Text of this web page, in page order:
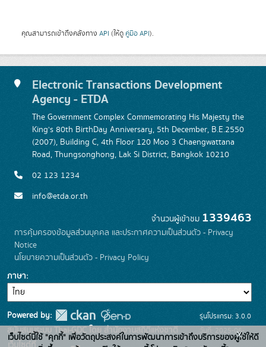
คุณสามารถเข้าถึงคลังทาง API (ให้ดู คู่มือ API).
Electronic Transactions Development
Agency - ETDA
The Government Complex Commemorating His Majesty the
King's 80th BirthDay Anniversary, 5th December, B.E.2550
(2007), Building C, 4th Floor 120 Moo 3 Chaengwattana
Road, Thungsonghong, Lak Si District, Bangkok 10210
02 123 1234
info@etda.or.th
จำนวนผู้เข้าชม 1339463
การคุ้มครองข้อมูลส่วนบุคคล และประกาศความเป็นส่วนตัว - Privacy
Notice
นโยบายความเป็นส่วนตัว - Privacy Policy
ภาษา
Powered by:
สนับสนุนระบบ Thai-GDC โดย สำนักงานสถิติแห่งชาติ
รุ่นโปรแกรม: 3.0.0
วันที่: 2025-06-
เว็บไซต์นี้ใช้ "คุกกี้" เพื่อวัตถุประสงค์ในการพัฒนาการเข้าถึงบริการของผู้ใช้ให้ดี
x